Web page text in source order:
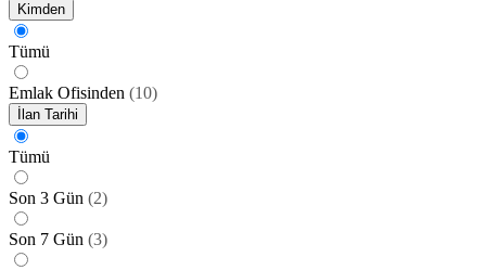
Kimden
Tümü
Emlak Ofisinden (10)
İlan Tarihi
Tümü
Son 3 Gün (2)
Son 7 Gün (3)